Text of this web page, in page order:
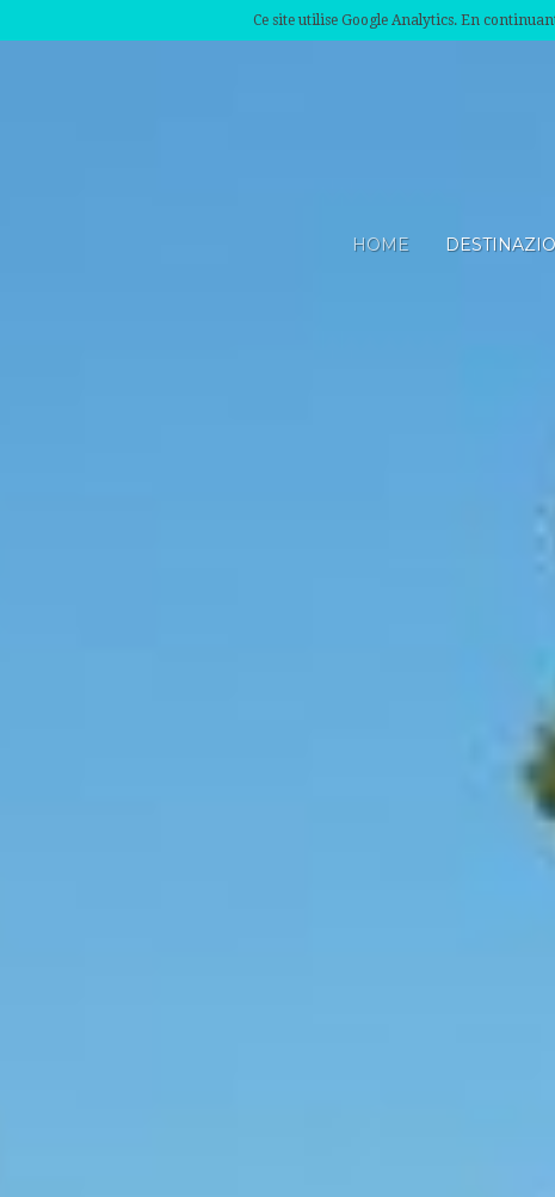
Ce site utilise Google Analytics. En
HOME